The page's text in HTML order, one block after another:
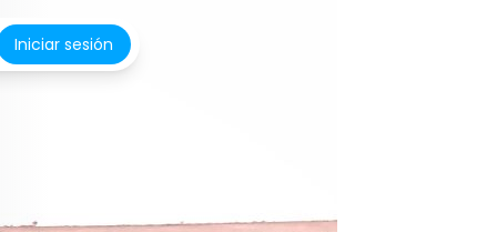
Iniciar sesión